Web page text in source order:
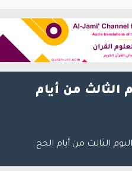
الثالث من أيام
الثالث من أيام الحج